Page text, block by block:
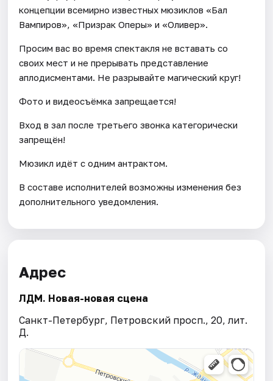
концепции всемирно известных мюзиклов «Бал
Вампиров», «Призрак Оперы» и «Оливер».
Просим вас во время спектакля не вставать со
своих мест и не прерывать представление
аплодисментами. Не разрывайте магический круг!
Фото и видеосъёмка запрещается!
Вход в зал после третьего звонка категорически
запрещён!
Мюзикл идёт с одним антрактом.
В составе исполнителей возможны изменения без
дополнительного уведомления.
Адрес
ЛДМ. Новая-новая сцена
Санкт-Петербург, Петровский просп., 20, лит.
Д.